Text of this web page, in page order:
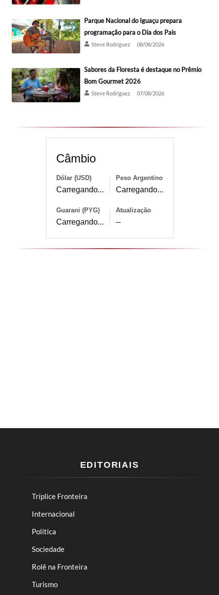
Parque Nacional do Iguaçu prepara
programação para o Dia dos Pais
Steve Rodríguez 08/08/2026
Sabores da Floresta é destaque no Prêmio
Bom Gourmet 2026
Steve Rodríguez 07/08/2026
Câmbio
Dólar (USD)
Carregando...
Peso Argentino
Carregando...
Guarani (PYG)
Carregando...
Atualização
--
EDITORIAIS
Tríplice Fronteira
Internacional
Política
Sociedade
Rolê na Fronteira
Turismo